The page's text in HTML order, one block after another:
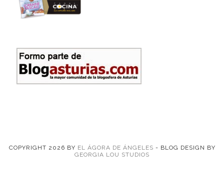
COPYRIGHT 2026 BY EL ÁGORA DE ÁNGELES - BLOG DESIGN BY
GEORGIA LOU STUDIOS